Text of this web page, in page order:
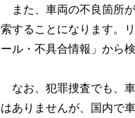
また、車両の不良箇所
索することになります。
ール・不具合情報」から
なお、犯罪捜査でも、
はありませんが、国内で